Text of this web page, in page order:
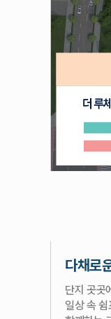
다채로
단지 곳곳
일상 속